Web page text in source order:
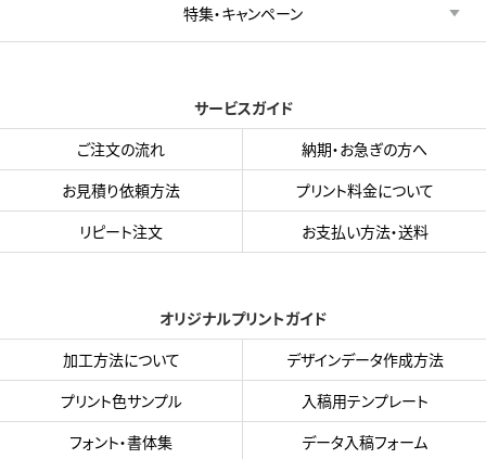
特集・キャンペーン
サービスガイド
ご注文の流れ
納期・お急ぎの方へ
お見積り依頼方法
プリント料金について
リピート注文
お支払い方法・送料
オリジナルプリントガイド
加工方法について
デザインデータ作成方法
プリント色サンプル
入稿用テンプレート
フォント・書体集
データ入稿フォーム